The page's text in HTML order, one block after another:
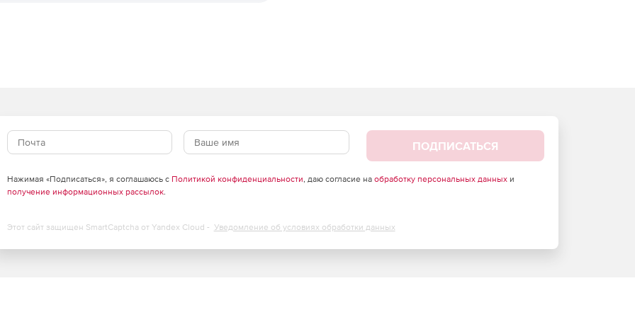
виды
соответствуют машиностроительным стандартам и
отношений в проекте.
магазине по доступной цене.
ПОДПИСАТЬСЯ
Нажимая «Подписаться», я соглашаюсь с Политикой конфиденциальности, даю согласие на обработку персональных данныхи
получение информационных рассылок.
Этот сайт защищен SmartCaptcha от Yandex Cloud - Уведомление об условиях обработки данных